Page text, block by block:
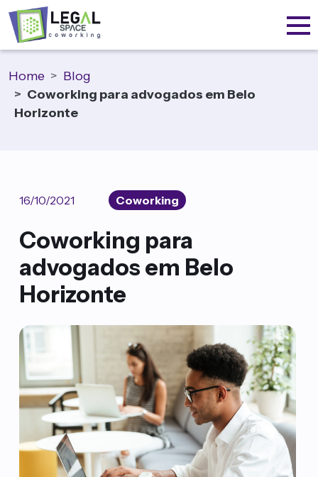
Home
Blog
Coworking para advogados em Belo
Horizonte
16/10/2021 Coworking
Coworking para
advogados em Belo
Horizonte